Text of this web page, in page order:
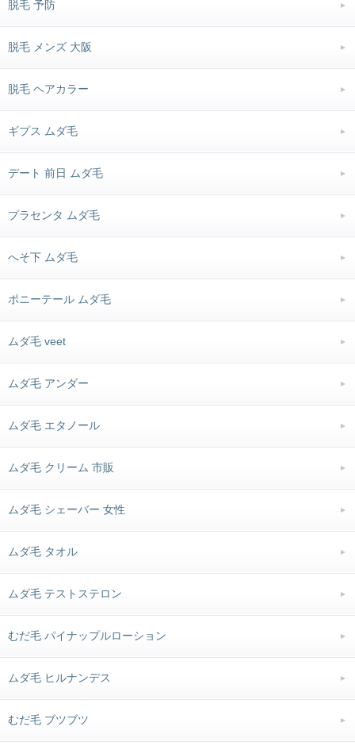
脱毛 予防
脱毛 メンズ 大阪
脱毛 ヘアカラー
ギプス ムダ毛
デート 前日 ムダ毛
プラセンタ ムダ毛
へそ下 ムダ毛
ポニーテール ムダ毛
ムダ毛 veet
ムダ毛 アンダー
ムダ毛 エタノール
ムダ毛 クリーム 市販
ムダ毛 シェーバー 女性
ムダ毛 タオル
ムダ毛 テストステロン
むだ毛 パイナップルローション
ムダ毛 ヒルナンデス
むだ毛 ブツブツ